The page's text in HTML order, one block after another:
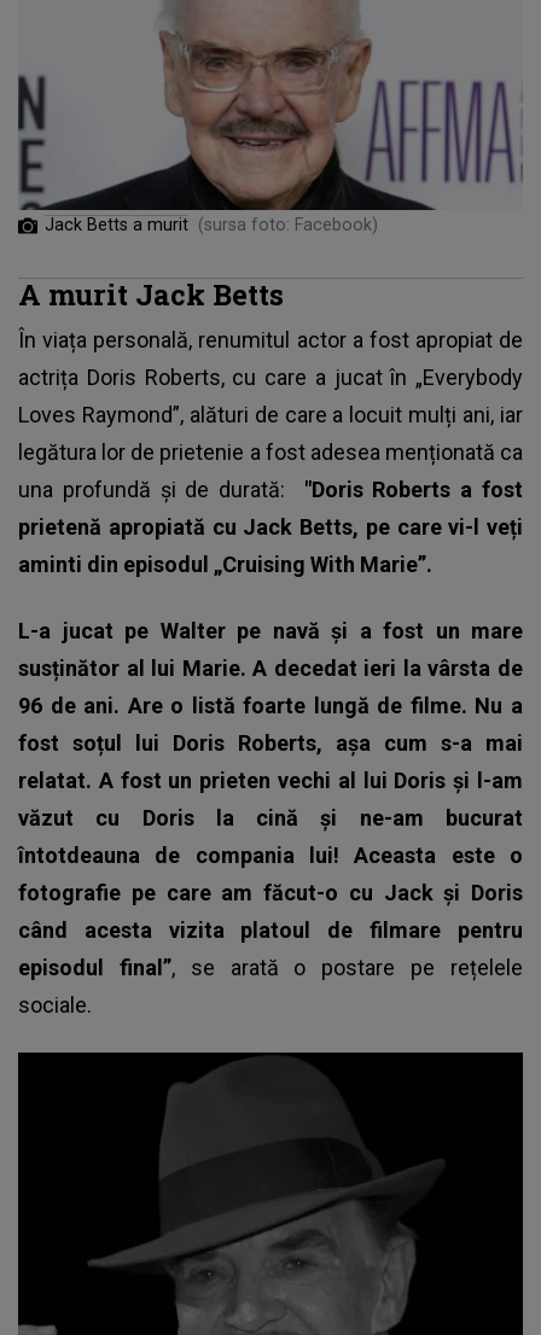
Jack Betts a murit (sursa foto: Facebook)
A murit Jack Betts
În viața personală, renumitul actor a fost apropiat de
actrița Doris Roberts, cu care a jucat în „Everybody
Loves Raymond”, alături de care a locuit mulți ani, iar
legătura lor de prietenie a fost adesea menționată ca
una profundă și de durată: "Doris Roberts a fost
prietenă apropiată cu Jack Betts, pe care vi-l veți
aminti din episodul „Cruising With Marie”.
L-a jucat pe Walter pe navă și a fost un mare
susținător al lui Marie. A decedat ieri la vârsta de
96 de ani. Are o listă foarte lungă de filme. Nu a
fost soțul lui Doris Roberts, așa cum s-a mai
relatat. A fost un prieten vechi al lui Doris și l-am
văzut cu Doris la cină și ne-am bucurat
întotdeauna de compania lui! Aceasta este o
fotografie pe care am făcut-o cu Jack și Doris
când acesta vizita platoul de filmare pentru
episodul final”, se arată o postare pe rețelele
sociale.